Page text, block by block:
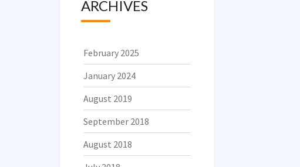
ARCHIVES
February 2025
January 2024
August 2019
September 2018
August 2018